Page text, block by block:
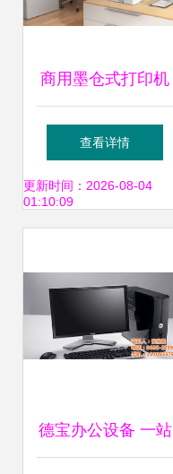
商用墨仓式打印机
再升级，打造流畅
办公新体验
查看详情
更新时间：2026-08-04
01:10:09
德宝办公设备 一站